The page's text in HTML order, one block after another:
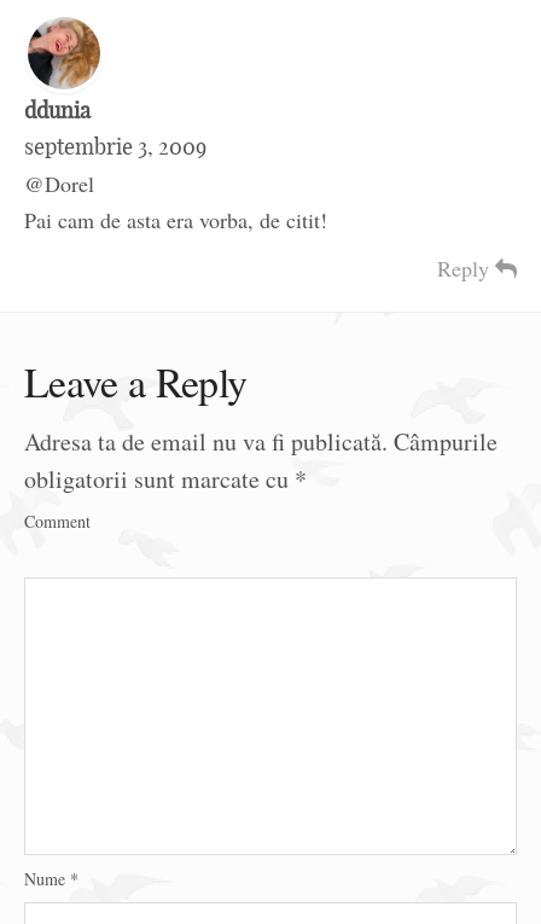
ddunia
septembrie 3, 2009
@Dorel
Pai cam de asta era vorba, de citit!
Reply
Leave a Reply
Adresa ta de email nu va fi publicată. Câmpurile
obligatorii sunt marcate cu *
Comment
Nume *